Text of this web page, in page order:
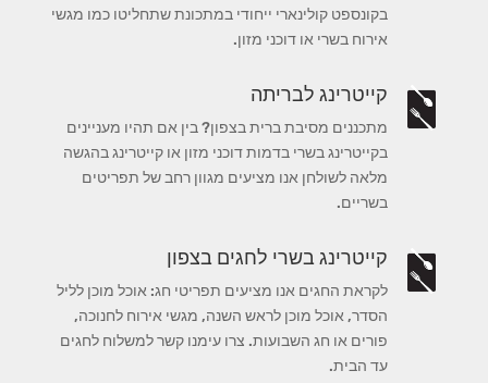
בקונספט קולינארי ייחודי במתכונת שתחליטו כמו מגשי
אירוח בשרי או דוכני מזון.
קייטרינג לבריתה
מתכננים מסיבת ברית בצפון? בין אם תהיו מעניינים
בקייטרינג בשרי בדמות דוכני מזון או קייטרינג בהגשה
מלאה לשולחן אנו מציעים מגוון רחב של תפריטים
בשריים.
קייטרינג בשרי לחגים בצפון
לקראת החגים אנו מציעים תפריטי חג: אוכל מוכן לליל
הסדר, אוכל מוכן לראש השנה, מגשי אירוח לחנוכה,
פורים או חג השבועות. צרו עימנו קשר למשלוח לחגים
עד הבית.